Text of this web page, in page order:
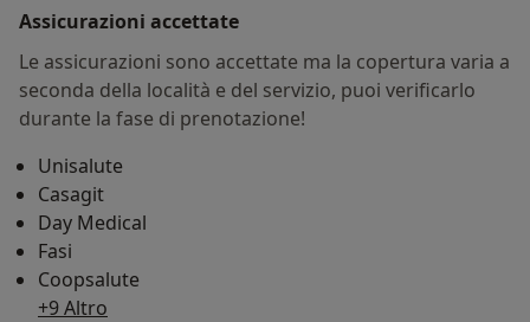
Assicurazioni accettate
Le assicurazioni sono accettate ma la copertura varia a
seconda della località e del servizio, puoi verificarlo
durante la fase di prenotazione!
Unisalute
Casagit
Day Medical
Fasi
Coopsalute
+9 Altro